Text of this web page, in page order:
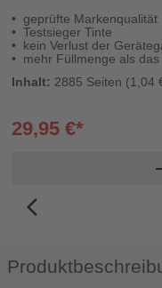
geprüfte Markenqualität
Testsieger Tinte
kein Verlust der
mehr Füllmenge als das
Inhalt: 2885 Seiten (1,04
29,95 €*
arrow_back_ios_new